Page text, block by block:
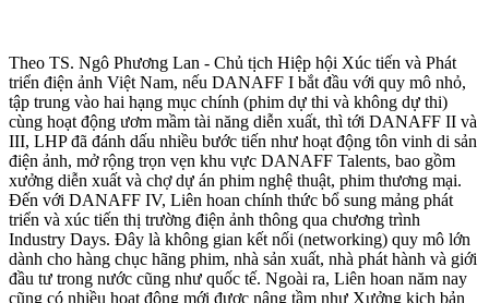
Theo TS. Ngô Phương Lan - Chủ tịch Hiệp hội Xúc tiến và Phát
triển điện ảnh Việt Nam, nếu DANAFF I bắt đầu với quy mô nhỏ,
tập trung vào hai hạng mục chính (phim dự thi và không dự thi)
cùng hoạt động ươm mầm tài năng diễn xuất, thì tới DANAFF II và
III, LHP đã đánh dấu nhiều bước tiến như hoạt động tôn vinh di sản
điện ảnh, mở rộng trọn vẹn khu vực DANAFF Talents, bao gồm
xưởng diễn xuất và chợ dự án phim nghệ thuật, phim thương mại.
Đến với DANAFF IV, Liên hoan chính thức bổ sung mảng phát
triển và xúc tiến thị trường điện ảnh thông qua chương trình
Industry Days. Đây là không gian kết nối (networking) quy mô lớn
dành cho hàng chục hãng phim, nhà sản xuất, nhà phát hành và giới
đầu tư trong nước cũng như quốc tế. Ngoài ra, Liên hoan năm nay
cũng có nhiều hoạt động mới được nâng tầm như Xưởng kịch bản